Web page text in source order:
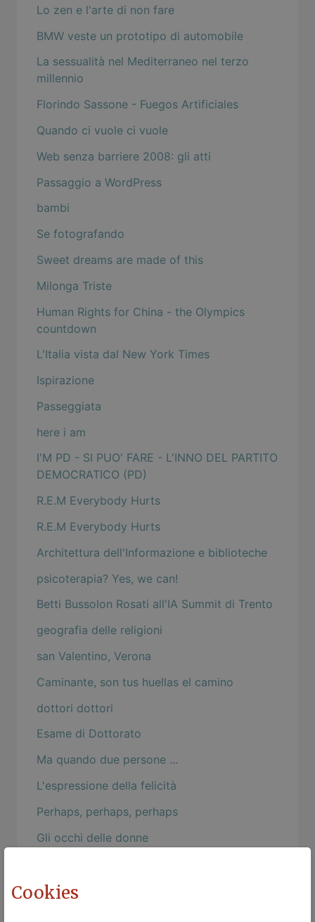
Lo zen e l'arte di non fare
BMW veste un prototipo di automobile
La sessualità nel Mediterraneo nel terzo
millennio
Florindo Sassone - Fuegos Artificiales
Quando ci vuole ci vuole
Web senza barriere 2008: gli atti
Passaggio a WordPress
bambi
Se fotografando
Sweet dreams are made of this
Milonga Triste
Human Rights for China - the Olympics
countdown
L'Italia vista dal New York Times
Ispirazione
Passeggiata
here i am
I'M PD - SI PUO' FARE - L'INNO DEL PARTITO
DEMOCRATICO (PD)
R.E.M Everybody Hurts
R.E.M Everybody Hurts
Architettura dell'Informazione e biblioteche
psicoterapia? Yes, we can!
Betti Bussolon Rosati all'IA Summit di Trento
geografia delle religioni
san Valentino, Verona
Caminante, son tus huellas el camino
dottori dottori
Esame di Dottorato
Ma quando due persone ...
L'espressione della felicità
Perhaps, perhaps, perhaps
Gli occhi delle donne
Togliere la maschera
Cookies